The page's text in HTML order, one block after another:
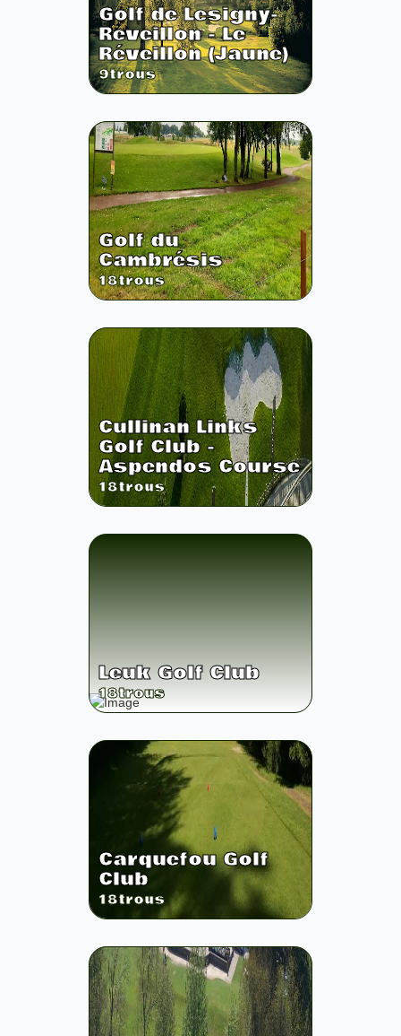
Golf de Lesigny-
Reveillon - Le
Réveillon (Jaune)
9trous
Golf du
Cambrésis
18trous
Cullinan Links
Golf Club -
Aspendos Course
18trous
Leuk Golf Club
18trous
Carquefou Golf
Club
18trous